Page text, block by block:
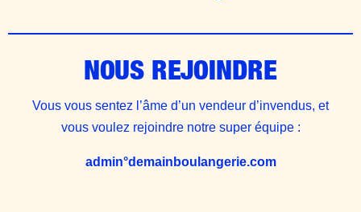
NOUS REJOINDRE
Vous vous sentez l’âme d’un vendeur d’invendus, et
vous voulez rejoindre notre super équipe :
admin°demainboulangerie.com